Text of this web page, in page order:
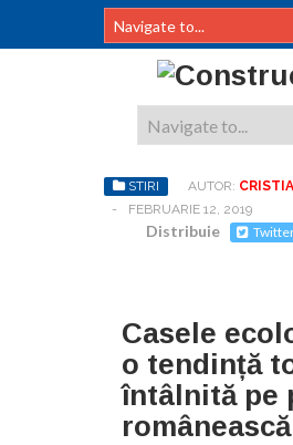
STIRI AUTOR:
-
FEBRUARIE 12, 2019
Distribuie
Casele
o tendință
întâlnită pe
românească